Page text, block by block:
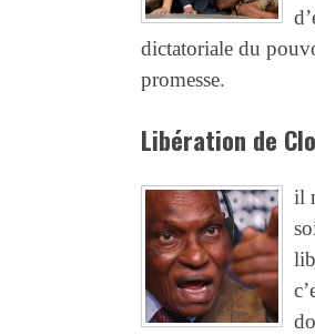
dictatoriale du
promesse.
Libération de
il